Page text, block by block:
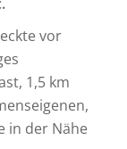
vor
1,5 km
in der Nähe